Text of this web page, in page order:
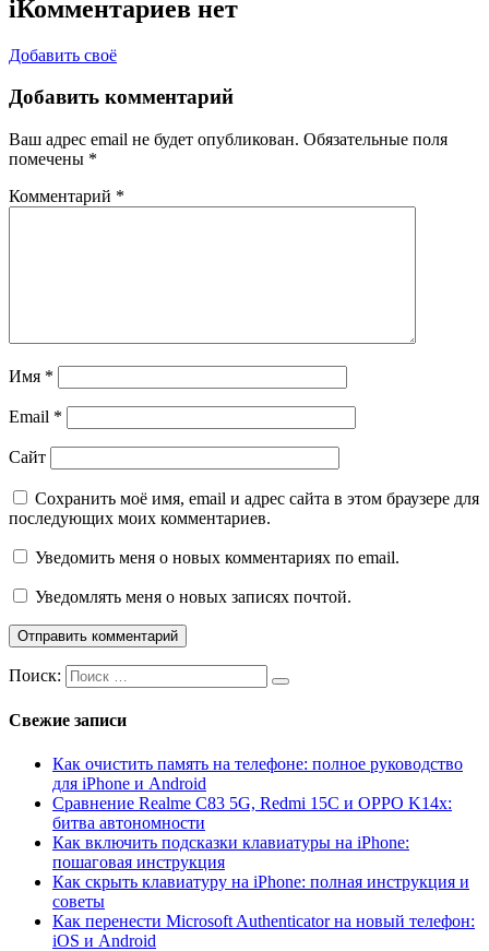
iКомментариев нет
Добавить своё
Добавить комментарий
Ваш адрес email не будет опубликован. Обязательные поля
помечены *
Комментарий *
Имя *
Email *
Сайт
Сохранить моё имя, email и адрес сайта в этом браузере для
последующих моих комментариев.
Уведомить меня о новых комментариях по email.
Уведомлять меня о новых записях почтой.
Поиск:
Свежие записи
Как очистить память на телефоне: полное руководство
для iPhone и Android
Сравнение Realme C83 5G, Redmi 15C и OPPO K14x:
битва автономности
Как включить подсказки клавиатуры на iPhone:
пошаговая инструкция
Как скрыть клавиатуру на iPhone: полная инструкция и
советы
Как перенести Microsoft Authenticator на новый телефон:
iOS и Android